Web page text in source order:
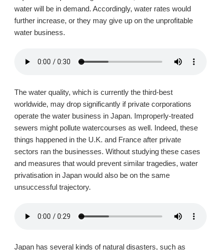
water will be in demand. Accordingly, water rates would
further increase, or they may give up on the unprofitable
water business.
The water quality, which is currently the third-best
worldwide, may drop significantly if private corporations
operate the water business in Japan. Improperly-treated
sewers might pollute watercourses as well. Indeed, these
things happened in the U.K. and France after private
sectors ran the businesses. Without studying these cases
and measures that would prevent similar tragedies, water
privatisation in Japan would also be on the same
unsuccessful trajectory.
Japan has several kinds of natural disasters, such as